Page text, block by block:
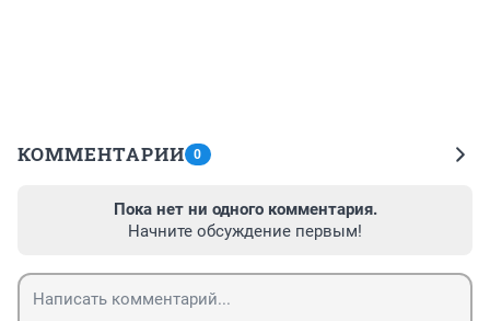
КОММЕНТАРИИ 0
Пока нет ни одного комментария.
Начните обсуждение первым!